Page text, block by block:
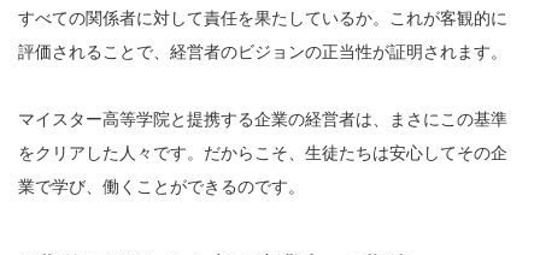
すべての関係者に対して責任を果たしているか。これが客観的に
評価されることで、経営者のビジョンの正当性が証明されます。
マイスター高等学院と提携する企業の経営者は、まさにこの基準
をクリアした人々です。だからこそ、生徒たちは安心してその企
業で学び、働くことができるのです。